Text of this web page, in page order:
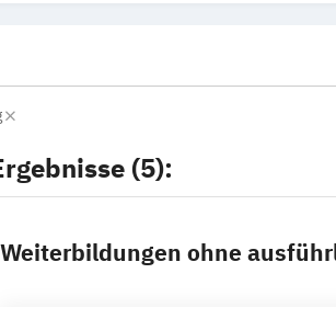
(5):
Weiterbildungen ohne